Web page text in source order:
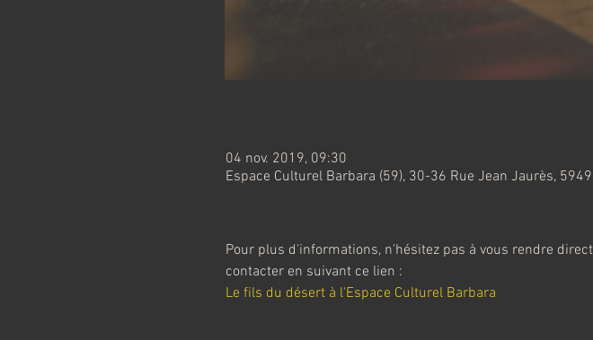
04 nov. 2019, 09:30
Espace Culturel Barbara (59), 30-36 Rue Jean Jaurès,
Pour plus d'informations, n'hésitez pas à vous rendre
contacter en suivant ce lien :
Le fils du désert à l'Espace Culturel Barbara